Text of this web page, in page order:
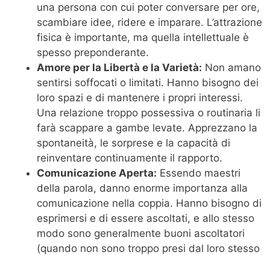
una persona con cui poter conversare per ore,
scambiare idee, ridere e imparare. L’attrazione
fisica è importante, ma quella intellettuale è
spesso preponderante.
Amore per la Libertà e la Varietà: Non amano
sentirsi soffocati o limitati. Hanno bisogno dei
loro spazi e di mantenere i propri interessi.
Una relazione troppo possessiva o routinaria li
farà scappare a gambe levate. Apprezzano la
spontaneità, le sorprese e la capacità di
reinventare continuamente il rapporto.
Comunicazione Aperta: Essendo maestri
della parola, danno enorme importanza alla
comunicazione nella coppia. Hanno bisogno di
esprimersi e di essere ascoltati, e allo stesso
modo sono generalmente buoni ascoltatori
(quando non sono troppo presi dal loro stesso